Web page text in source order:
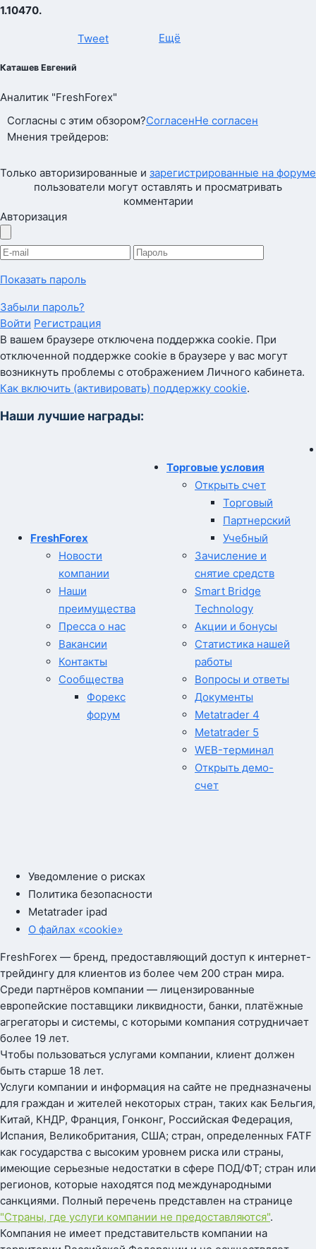
1.10470.
Tweet Ещё
Каташев Евгений
Аналитик "FreshForex"
Согласны с этим обзором?СогласенНе согласен
Мнения трейдеров:
Только авторизированные и зарегистрированные на форуме
пользователи могут оставлять и просматривать
комментарии
Авторизация
Показать пароль
Забыли пароль?
Войти Регистрация
В вашем браузере отключена поддержка cookie. При
отключенной поддержке cookie в браузере у вас могут
возникнуть проблемы с отображением Личного кабинета.
Как включить (активировать) поддержку cookie.
Наши лучшие награды:
FreshForex
Новости
компании
Наши
преимущества
Пресса о нас
Вакансии
Контакты
Сообщества
Форекс
форум
Торговые условия
Открыть счет
Торговый
Партнерский
Учебный
Зачисление и
снятие средств
Smart Bridge
Technology
Акции и бонусы
Статистика нашей
работы
Вопросы и ответы
Документы
Metatrader 4
Metatrader 5
WEB-терминал
Открыть демо-
счет
Уведомление о рисках
Политика безопасности
Metatrader ipad
О файлах «cookie»
FreshForex — бренд, предоставляющий доступ к интернет-
трейдингу для клиентов из более чем 200 стран мира.
Среди партнёров компании — лицензированные
европейские поставщики ликвидности, банки, платёжные
агрегаторы и системы, с которыми компания сотрудничает
более 19 лет.
Чтобы пользоваться услугами компании, клиент должен
быть старше 18 лет.
Услуги компании и информация на сайте не предназначены
для граждан и жителей некоторых стран, таких как Бельгия,
Китай, КНДР, Франция, Гонконг, Российская Федерация,
Испания, Великобритания, США; стран, определенных FATF
как государства с высоким уровнем риска или страны,
имеющие серьезные недостатки в сфере ПОД/ФТ; стран или
регионов, которые находятся под международными
санкциями. Полный перечень представлен на странице
"Страны, где услуги компании не предоставляются".
Компания не имеет представительств компании на